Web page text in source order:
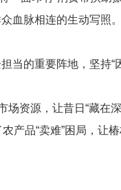
血脉相连的生动写照。
当的重要阵地，坚持“
资源，让昔日“藏在
产品“卖难”困局，让